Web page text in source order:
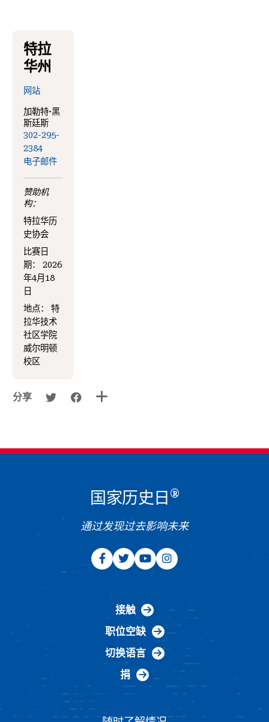
特拉
华州
网站
加勒特·黑
斯廷斯
302-295-
2384
电子邮件
赞助机
构：
特拉华历
史协会
比赛日
期：
2026
年4月18
日
地点：
特
拉华技术
社区学院
威尔明顿
校区
分享
国家历史日 ®
通过发现过去影响未来
接触
职位空缺
切换语言
捐